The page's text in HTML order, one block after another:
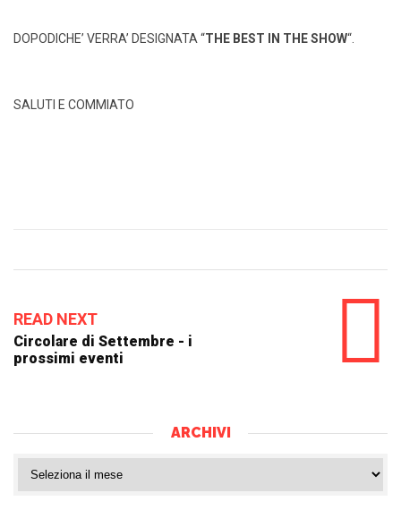
DOPODICHE’ VERRA’ DESIGNATA “THE BEST IN THE SHOW“.
SALUTI E COMMIATO
READ NEXT
Circolare di Settembre - i
prossimi eventi
ARCHIVI